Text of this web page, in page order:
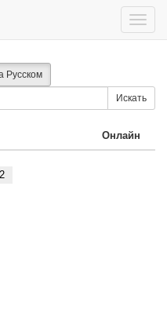
Toggle
Русском
Искать
Онлайн
2